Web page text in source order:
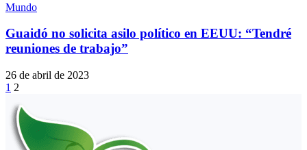
Mundo
Guaidó no solicita asilo político en EEUU: “Tendré
reuniones de trabajo”
26 de abril de 2023
1 2